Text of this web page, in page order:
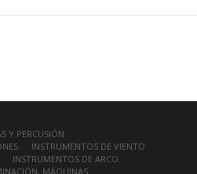
Y PERCUSIÓN
INSTRUMENTOS DE VIENTO
INSTRUMENTOS DE ARCO
MÁQUINAS